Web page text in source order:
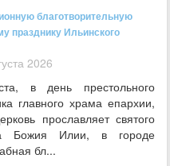
благотворительную
празднику Ильинского
2026
в день престольного
главного храма епархии,
прославляет святого
Божия Илии, в городе
бл...